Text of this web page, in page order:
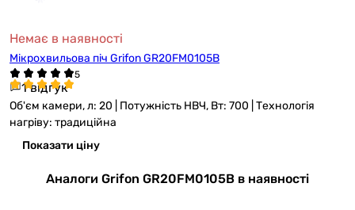
Немає в наявності
Мікрохвильова піч Grifon GR20FM0105B
1 відгук
Об'єм камери, л: 20 | Потужність НВЧ, Вт: 700 | Технологія
нагріву: традиційна
Показати ціну
Аналоги Grifon GR20FM0105B в наявності